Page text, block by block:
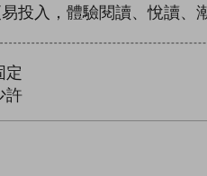
投入，體驗閱讀、悅讀、
定
許